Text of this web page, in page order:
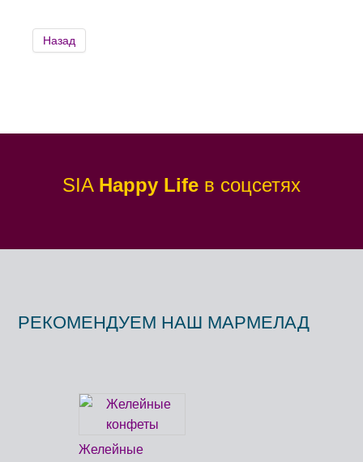
SIA Happy Life в соцсетях
РЕКОМЕНДУЕМ НАШ МАРМЕЛАД
Желейные